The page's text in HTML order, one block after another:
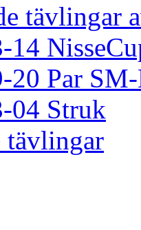
tävlingar
14
20 Par
04 Struk
tävlingar